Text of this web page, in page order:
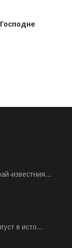
известния...
в исто...